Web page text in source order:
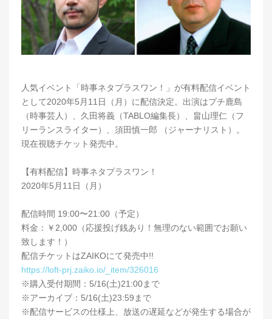
人気イベント「時事ネタプラスワン！」が有料配信イベント
として2020年5月11日（月）に配信決定。出演はプチ鹿島
（時事芸人）、久田将義（TABLO編集長）、畠山理仁（フ
リーランスライター）、須田慎一郎 （ジャーナリスト）。
現在視聴チケット発売中。
【有料配信】時事ネタプラスワン！
2020年5月11日（月）
配信時間 19:00〜21:00（予定）
料金：￥2,000（応援投げ銭あり！無理のない範囲でお願い
致します！）
配信チケットはZAIKOにて発売中!!
https://loft-prj.zaiko.io/_item/326016
※購入受付期間：5/16(土)21:00まで
※アーカイブ：5/16(土)23:59まで
※配信サービスの仕様上、放送の遅延などが発生する場合が